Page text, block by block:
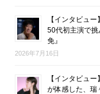
【インタビュ
50代初主演で
免』
2026年7月16日
【インタビュ
が体感した、瑞